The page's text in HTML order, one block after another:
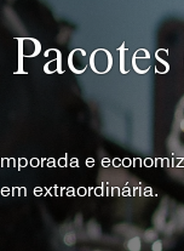
e
extraordinária.